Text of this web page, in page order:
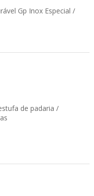
Gp Inox Especial /
de padaria /